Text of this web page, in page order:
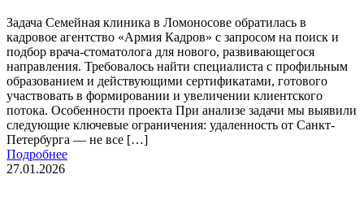
Задача Семейная клиника в Ломоносове обратилась в
кадровое агентство «Армия Кадров» с запросом на поиск и
подбор врача-стоматолога для нового, развивающегося
направления. Требовалось найти специалиста с профильным
образованием и действующими сертификатами, готового
участвовать в формировании и увеличении клиентского
потока. Особенности проекта При анализе задачи мы выявили
следующие ключевые ограничения: удаленность от Санкт-
Петербурга — не все […]
Подробнее
27.01.2026